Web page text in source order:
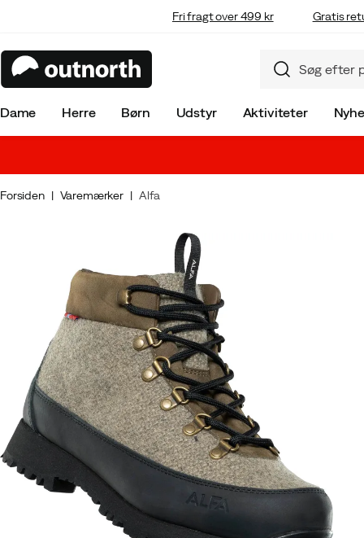
Fri fragt over 499 kr Gratis
Dame Herre Børn Udstyr Aktiviteter
Forsiden Varemærker Alfa